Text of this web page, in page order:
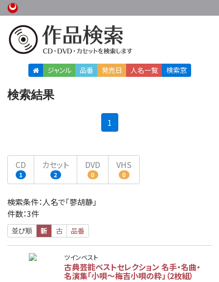
ジャンル 品番 発売日 人名一覧 検索窓
検索結果
1
CD
1
カセット
2
DVD
0
VHS
0
検索条件：人名で「蓼胡静」
件数：3件
並び順 新 古 品番
ツインベスト
古典芸能ベストセレクション 名手・名曲・
名演集「小唄～梅吉小唄の粋」（2枚組）